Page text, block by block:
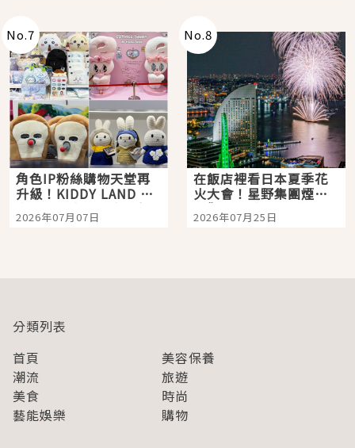
No.7
角色IP粉絲購物天堂再
升級！KIDDY LAND 原
宿店吉伊卡哇迎客，新
開幕 OMOKADO 店3分
2026年07月07日
No.8
在飯店裡看日本夏季花
火大會！星野集團煙火
景觀飯店6選，讓你不用
人擠人悠閒欣賞
2026年07月25日
分類列表
首頁
美容保養
潮流
旅遊
美食
時尚
藝能娛樂
購物